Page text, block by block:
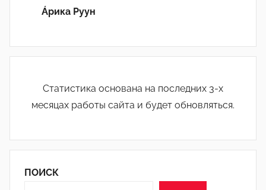
Áрика Руун
Статистика основана на последних 3-х
месяцах работы сайта и будет обновляться.
ПОИСК